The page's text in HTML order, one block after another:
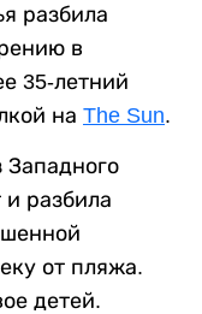
разбила
в
35-летний
на The Sun.
разбила
от пляжа.
детей.